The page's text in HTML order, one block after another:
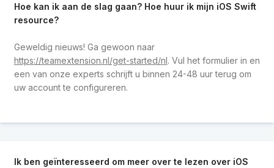
Hoe kan ik aan de slag gaan? Hoe huur ik mijn iOS Swift
resource?
Geweldig nieuws! Ga gewoon naar
https://teamextension.nl/get-started/nl. Vul het formulier in en
een van onze experts schrijft u binnen 24-48 uur terug om
uw account te configureren.
Ik ben geïnteresseerd om meer over te lezen over iOS